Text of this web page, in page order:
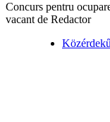
Concurs pentru
vacant de Redactor